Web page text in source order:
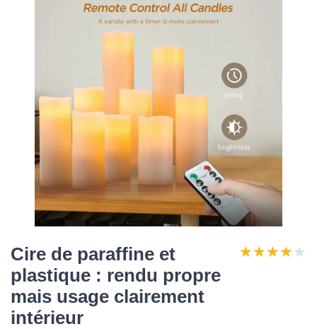
Cire de paraffine et
plastique : rendu propre
mais usage clairement
intérieur
★★★★★
★★★★★